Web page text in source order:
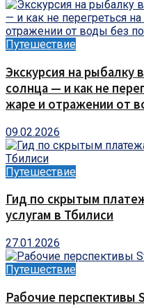
Путешествие
Экскурсия на рыбалку
солнца — и как не
жаре и отражении от
09.02.2026
Путешествие
Гид по скрытым
услугам в Тбилиси
27.01.2026
Путешествие
Рабочие